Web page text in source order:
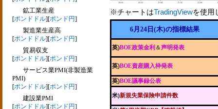
鉱工業生産
[ポンドドル][ポンド円]
製造業生産高
[ポンドドル][ポンド円]
貿易収支
[ポンドドル][ポンド円]
サービス業PMI(非製造業
PMI)
[ポンドドル][ポンド円]
建設業PMI
[ポンドドル][ポンド円]
※チャートはTradingViewを使用
6月24日(木)の指標結果
英)BOE政策金利 ＆声明発表
英)BOE資産購入枠発表
英)BOE議事録公表
米)新規失業保険申請件数